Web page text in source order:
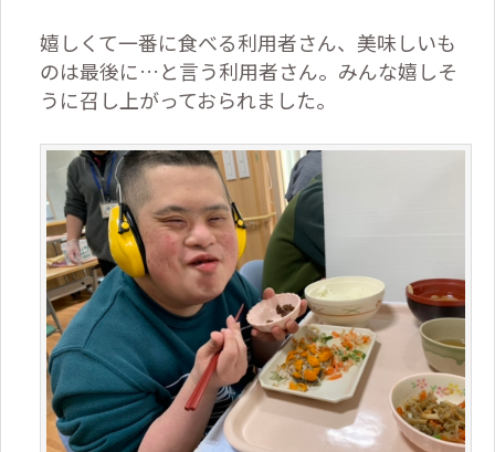
嬉しくて一番に食べる利用者さん、美味しいも
のは最後に…と言う利用者さん。みんな嬉しそ
うに召し上がっておられました。